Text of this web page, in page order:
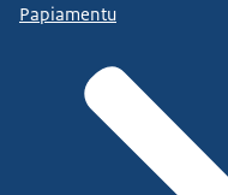
Papiamentu